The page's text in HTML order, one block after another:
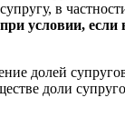
в
условии,
долей
доли